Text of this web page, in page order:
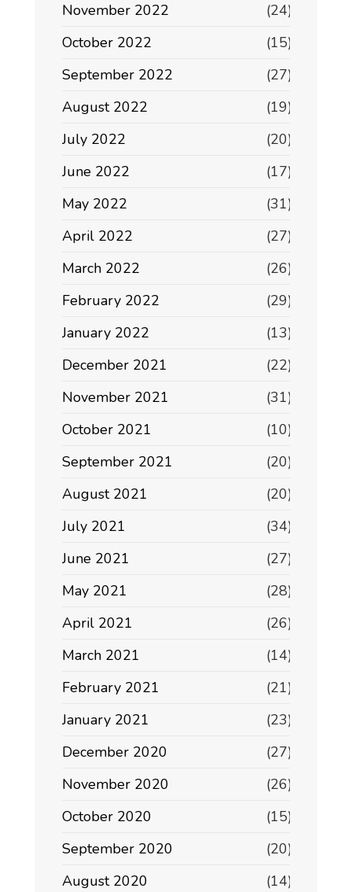
November 2022
(24)
October 2022
(15)
September 2022
(27)
August 2022
(19)
July 2022
(20)
June 2022
(17)
May 2022
(31)
April 2022
(27)
March 2022
(26)
February 2022
(29)
January 2022
(13)
December 2021
(22)
November 2021
(31)
October 2021
(10)
September 2021
(20)
August 2021
(20)
July 2021
(34)
June 2021
(27)
May 2021
(28)
April 2021
(26)
March 2021
(14)
February 2021
(21)
January 2021
(23)
December 2020
(27)
November 2020
(26)
October 2020
(15)
September 2020
(20)
August 2020
(14)